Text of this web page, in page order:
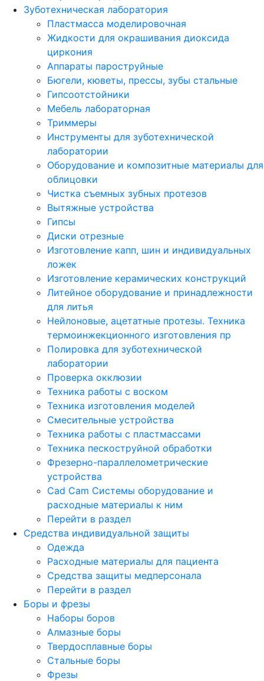
Зуботехническая лаборатория
Пластмасса моделировочная
Жидкости для окрашивания диоксида
циркония
Аппараты пароструйные
Бюгели, кюветы, прессы, зубы стальные
Гипсоотстойники
Мебель лабораторная
Триммеры
Инструменты для зуботехнической
лаборатории
Оборудование и композитные материалы для
облицовки
Чистка съемных зубных протезов
Вытяжные устройства
Гипсы
Диски отрезные
Изготовление капп, шин и индивидуальных
ложек
Изготовление керамических конструкций
Литейное оборудование и принадлежности
для литья
Нейлоновые, ацетатные протезы. Техника
термоинжекционного изготовления пр
Полировка для зуботехнической
лаборатории
Проверка окклюзии
Техника работы с воском
Техника изготовления моделей
Смесительные устройства
Техника работы с пластмассами
Техника пескоструйной обработки
Фрезерно-параллелометрические
устройства
Cad Cam Системы оборудование и
расходные материалы к ним
Перейти в раздел
Средства индивидуальной защиты
Одежда
Расходные материалы для пациента
Средства защиты медперсонала
Перейти в раздел
Боры и фрезы
Наборы боров
Алмазные боры
Твердосплавные боры
Стальные боры
Фрезы